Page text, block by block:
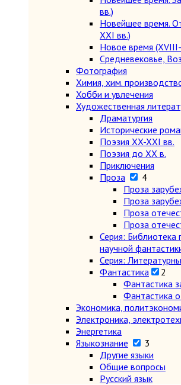
вв.)
Новейшее время.
ХХI вв.)
Новое время
Средневековье,
Фотография
Химия, хим.
Хобби и увлечения
Художественная
Драматургия
Исторические
Поэзия XX-XXI вв.
Поэзия до XX в.
Приключения
Проза
4
Проза
Проза
Проза
Проза
Серия: Библиотека
научной
Серия:
Фантастика
2
Фантастика
Фантастика
Экономика,
Электроника,
Энергетика
Языкознание
3
Другие языки
Общие вопросы
Русский язык